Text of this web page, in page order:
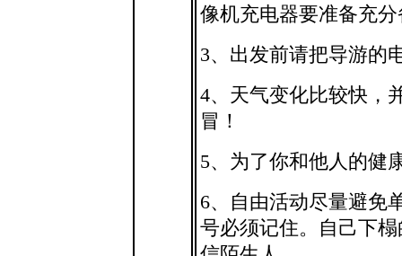
像机充电器要准备充
3、出发前请把导游的
4、天气变化比较快，
冒！
5、为了你和他人的健
6、自由活动尽量避免
号必须记住。自己下